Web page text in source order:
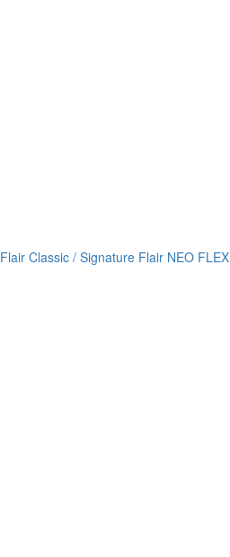
Flair Classic / Signature Flair NEO FLEX